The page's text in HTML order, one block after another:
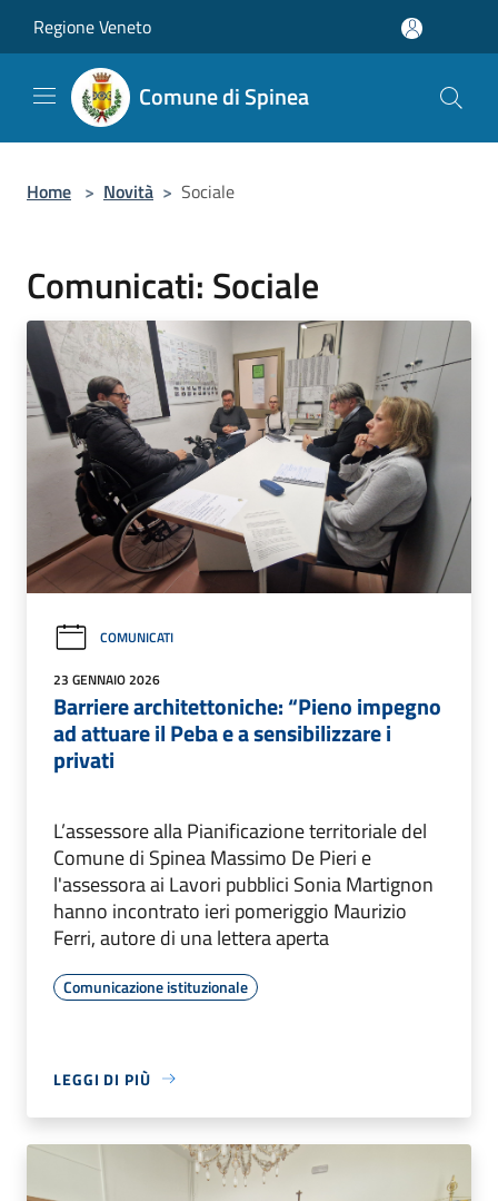
Regione Veneto
Comune di Spinea
Home > Novità > Sociale
Comunicati: Sociale
COMUNICATI
23 GENNAIO 2026
Barriere architettoniche: “Pieno impegno
ad attuare il Peba e a sensibilizzare i
privati
L’assessore alla Pianificazione territoriale del
Comune di Spinea Massimo De Pieri e
l'assessora ai Lavori pubblici Sonia Martignon
hanno incontrato ieri pomeriggio Maurizio
Ferri, autore di una lettera aperta
Comunicazione istituzionale
LEGGI DI PIÙ